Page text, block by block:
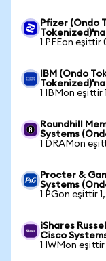
Pfizer (Ondo
Tokenized)'na
1 PFEon
IBM (Ondo
Tokenized)'na
1 IBMon eşittir
Roundhill
Systems
1 DRAMon
Procter &
Systems
1 PGon eşittir
iShares
Cisco
1 IWMon